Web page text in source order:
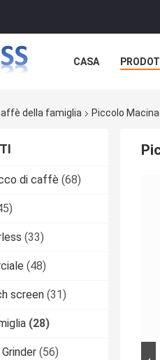
CASA
della famiglia Piccolo
di caffè (68)
(33)
(48)
screen (31)
(28)
(56)